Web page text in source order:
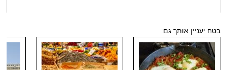
בטח יעניין אותך גם: